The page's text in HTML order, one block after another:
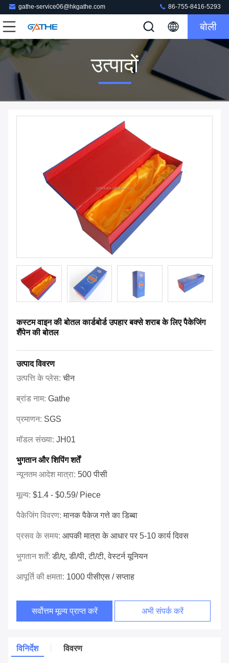
gathe-service06@hkgathe.com 86-755-8416-5293
बोली
उत्पादों
कस्टम वाइन की बोतल कार्डबोर्ड उपहार बक्से शराब के लिए पैकेजिंग
शैंपेन की बोतल
उत्पाद विवरण
उत्पत्ति के प्लेस:चीन
ब्रांड नाम: Gathe
प्रमाणन: SGS
मॉडल संख्या: JH01
भुगतान और शिपिंग शर्तें
न्यूनतम आदेश मात्रा: 500 पीसी
मूल्य: $1.4 - $0.59/ Piece
पैकेजिंग विवरण:मानक पैकेज गत्ते का डिब्बा
प्रसव के समय: आपकी मात्रा के आधार पर 5-10 कार्य दिवस
भुगतान शर्तें:डी/ए, डी/पी, टी/टी, वेस्टर्न यूनियन
आपूर्ति की क्षमता: 1000 पीसीएस / सप्ताह
सर्वोत्तम मूल्य प्राप्त करें अभी संपर्क करें
विनिर्देश विवरण